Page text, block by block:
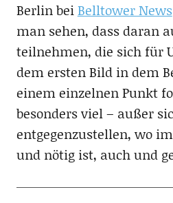
Berlin beiBelltower News
man sehen, dass daran
teilnehmen, die sich für
dem ersten Bild in dem
einem einzelnen Punkt
besonders viel – außer
entgegenzustellen, wo
und nötig ist, auch und